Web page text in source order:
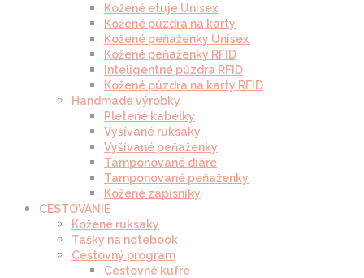
Kožené etuje Unisex
Kožené púzdra na karty
Kožené peňaženky Unisex
Kožené peňaženky RFID
Inteligentné púzdra RFID
Kožené púzdra na karty RFID
Handmade výrobky
Pletené kabelky
Vyšívané ruksaky
Vyšívané peňaženky
Tamponované diáre
Tamponované peňaženky
Kožené zápisníky
CESTOVANIE
Kožené ruksaky
Tašky na notebook
Cestovný program
Cestovné kufre